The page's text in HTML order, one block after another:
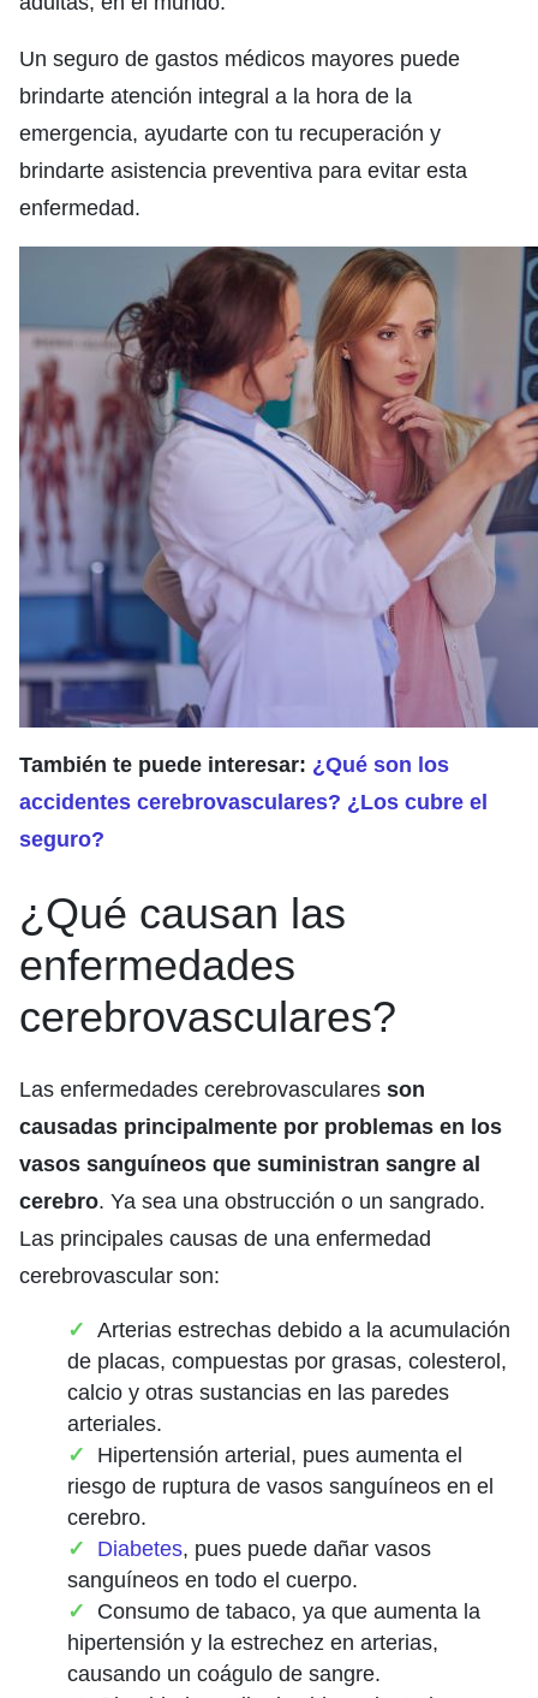
Un seguro de gastos médicos mayores puede
brindarte atención integral a la hora de la
emergencia, ayudarte con tu recuperación y
brindarte asistencia preventiva para evitar esta
enfermedad.
También te puede interesar: ¿Qué son los
accidentes cerebrovasculares? ¿Los cubre el
seguro?
¿Qué causan las
enfermedades
cerebrovasculares?
Las enfermedades cerebrovasculares son
causadas principalmente por problemas en los
vasos sanguíneos que suministran sangre al
cerebro. Ya sea una obstrucción o un sangrado.
Las principales causas de una enfermedad
cerebrovascular son:
Arterias estrechas debido a la acumulación
de placas, compuestas por grasas, colesterol,
calcio y otras sustancias en las paredes
arteriales.
Hipertensión arterial, pues aumenta el
riesgo de ruptura de vasos sanguíneos en el
cerebro.
Diabetes, pues puede dañar vasos
sanguíneos en todo el cuerpo.
Consumo de tabaco, ya que aumenta la
hipertensión y la estrechez en arterias,
causando un coágulo de sangre.